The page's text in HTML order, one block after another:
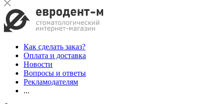
Как сделать заказ?
Оплата и доставка
Новости
Вопросы и ответы
Рекламодателям
...